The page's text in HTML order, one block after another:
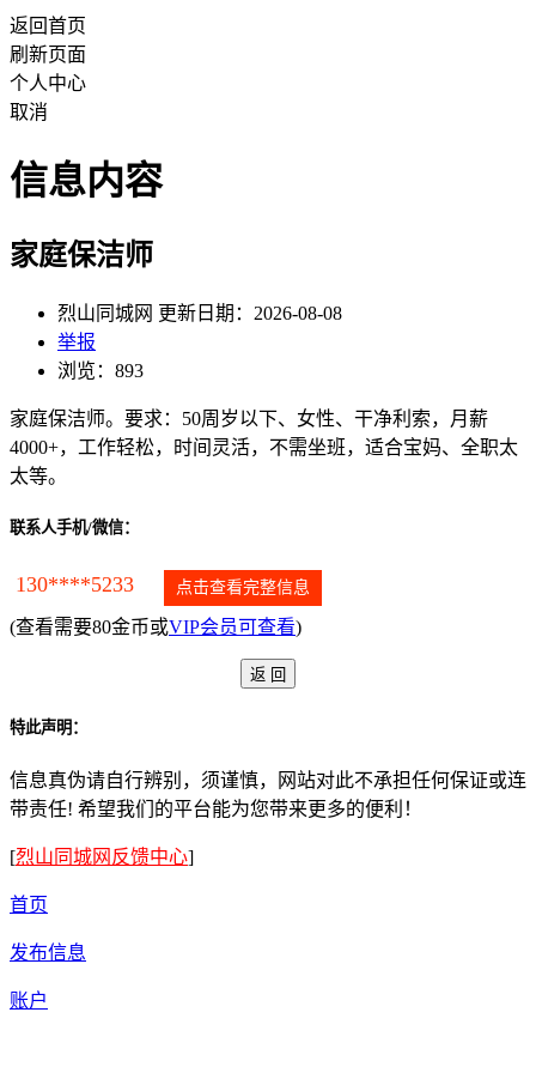
返回首页
刷新页面
个人中心
取消
信息内容
家庭保洁师
烈山同城网 更新日期：2026-08-08
举报
浏览：893
家庭保洁师。要求：50周岁以下、女性、干净利索，月薪
4000+，工作轻松，时间灵活，不需坐班，适合宝妈、全职太
太等。
联系人手机/微信：
130****5233 点击查看完整信息
(查看需要80金币或VIP会员可查看)
特此声明：
信息真伪请自行辨别，须谨慎，网站对此不承担任何保证或连
带责任! 希望我们的平台能为您带来更多的便利！
[烈山同城网反馈中心]
首页
发布信息
账户